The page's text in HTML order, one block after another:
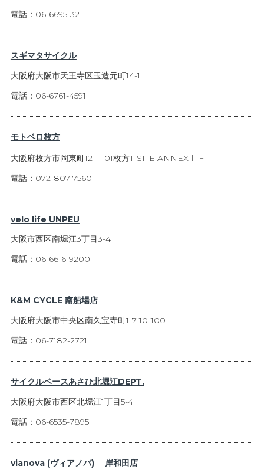
電話：06-6695-3211
スギマタサイクル
大阪府大阪市天王寺区玉造元町14-1
電話：06-6761-4591
モトベロ枚方
大阪府枚方市岡東町12-1-101枚方T-SITE ANNEX Ι 1F
電話：072-807-7560
velo life UNPEU
大阪市西区南堀江3丁目3-4
電話：06-6616-9200
K&M CYCLE 南船場店
大阪府大阪市中央区南久宝寺町1-7-10-100
電話：06-7182-2721
サイクルベースあさひ北堀江DEPT.
大阪府大阪市西区北堀江1丁目5-4
電話：06-6535-7895
vianova (ヴィアノバ) 岸和田店